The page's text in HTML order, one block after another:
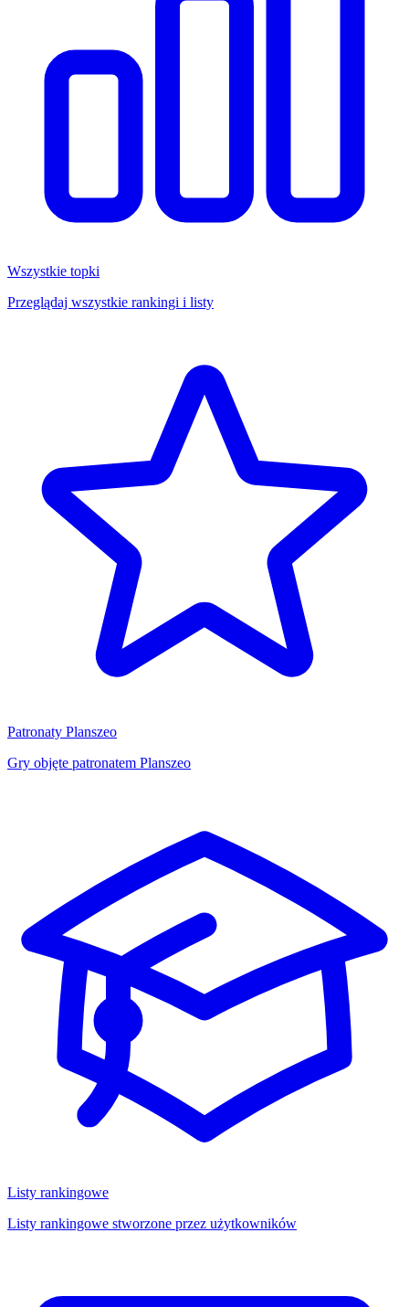
Wszystkie topki
Przeglądaj wszystkie rankingi i listy
Patronaty Planszeo
Gry objęte patronatem Planszeo
Listy rankingowe
Listy rankingowe stworzone przez użytkowników